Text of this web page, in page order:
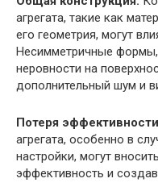
агрегата, такие как
его геометрия, могут
Несимметричные
неровности на
дополнительный шум и
Потеря
агрегата, особенно в
настройки, могут
эффективность и